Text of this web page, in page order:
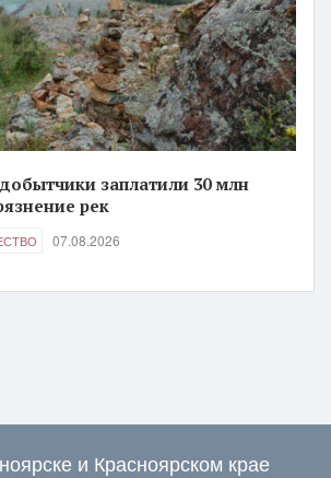
заплатили 30 млн
рек
07.08.2026
и Красноярском крае